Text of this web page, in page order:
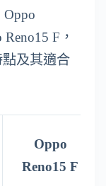
F，
及其適合
Oppo
Reno15 F